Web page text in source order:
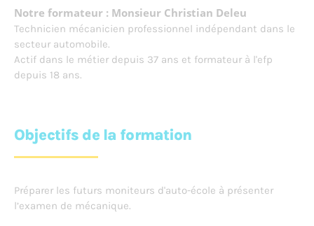
Notre formateur : Monsieur Christian Deleu
Technicien mécanicien professionnel indépendant dans le
secteur automobile.
Actif dans le métier depuis 37 ans et formateur à l'efp
depuis 18 ans.
Objectifs de la formation
Préparer les futurs moniteurs d'auto-école à présenter
l’examen de mécanique.